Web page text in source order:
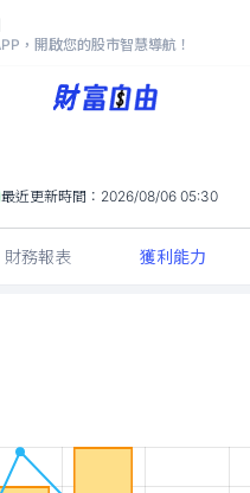
，開啟您的股市智慧導航！
19.85
-0.5%
最近更新時間： 2026/08/06 05:30
財務報表 獲利能力